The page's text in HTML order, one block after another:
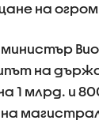
на
на
1 млрд. и